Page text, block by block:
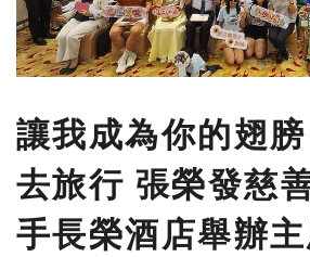
讓我成為你的翅
去旅行 張榮發慈
手長榮酒店舉辦